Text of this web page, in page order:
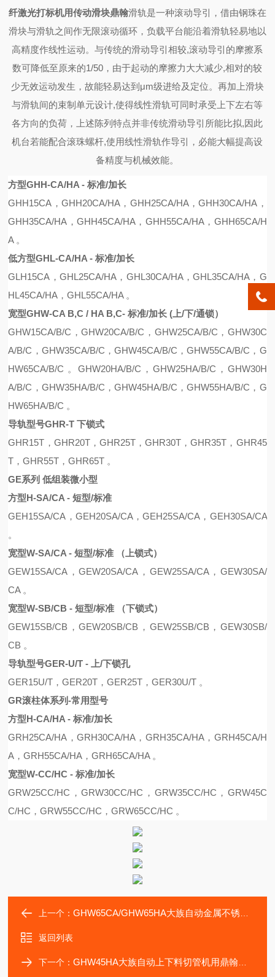
纤激光打标机用传动滑块鼎翰滑轨是一种滚动导引，借由钢珠在
滑块与滑轨之间作无限滚动循环，负载平台能沿着滑轨轻易地以
高精度作线性运动。与传统的滑动导引相较,滚动导引的摩擦系
数可降低至原来的1/50，由于起动的摩擦力大大减少,相对的较
少无效运动发生，故能轻易达到μm级进给及定位。再加上滑块
与滑轨间的束制单元设计,使得线性滑轨可同时承受上下左右等
各方向的负荷，上述陈列特点并非传统滑动导引所能比拟,因此
机台若能配合滚珠螺杆,使用线性滑轨作导引，必能大幅提高设
备精度与机械效能。
方型GHH-CA/HA - 标准/加长
GHH15CA ，GHH20CA/HA ， GHH25CA/HA，GHH30CA/HA ，
GHH35CA/HA ，GHH45CA/HA ， GHH55CA/HA， GHH65CA/H
A。
低方型GHL-CA/HA - 标准/加长
GL H15CA ， GHL 25CA/HA， GHL 30CA/HA，GHL35CA/HA ， G
HL45CA/HA ，GHL 55CA/HA。
宽型GHW-CA B,C / HA B,C- 标准/加长 (上/下/通锁）
GHW15CA/B/C ，GHW20CA/B/C ， GHW25CA/B/C ， GHW30C
A/B/C ， GHW35CA/B/C ， GHW45CA/B/C ，GHW55CA/B/C ， G
HW65CA/B/C 。GHW20HA/B/C ， GHW25HA/B/C， GHW30H
A/B/C ， GHW35HA/B/C ， GHW45HA/B/C，GHW55HA/B/C ， G
HW65HA/B/C 。
导轨型号GHR-T 下锁式
GHR15T，GHR20T，GHR25T，GHR30T，GHR35T，GHR45
T，GHR55T，GHR65T 。
GE系列 低组装微小型
方型H-SA/CA - 短型/标准
GEH15SA/CA ， GEH20SA/CA，GEH25SA/CA ， GEH30SA/CA
。
宽型W-SA/CA - 短型/标准 （上锁式）
GEW15SA/CA ，GEW20SA/CA ， GEW25SA/CA， GEW30SA/
CA。
宽型W-SB/CB - 短型/标准 （下锁式）
GEW15SB/CB ，GEW20SB/CB ， GEW25SB/CB ， GEW30SB/
CB 。
导轨型号GER-U/T - 上/下锁孔
GER15U/T，GER20T，GER25T，GER30U/T 。
GR滚柱体系列-常用型号
方型H-CA/HA - 标准/加长
GRH25CA/HA ，GRH30CA/HA ， GRH35CA/HA， GRH45CA/H
A ，GRH55CA/HA ，GRH65CA/HA。
宽型W-CC/HC - 标准/加长
GRW25CC/HC，GRW30CC/HC ， GRW35CC/HC ， GRW45C
C/HC，GRW55CC/HC ，GRW65CC/HC 。
上一个：GHW65CA/GHW65HA大族自动金属不锈钢激光焊接机鼎翰滑块导轨
返回列表
下一个：GHW45HA大族自动上下料切管机用鼎翰滑块GHW45CA